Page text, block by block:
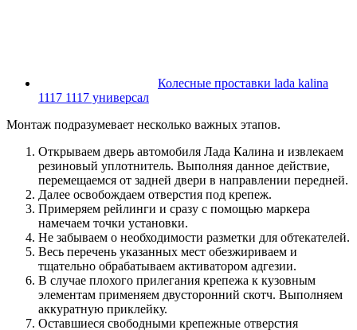
Колесные проставки lada kalina
1117 1117 универсал
Монтаж подразумевает несколько важных этапов.
Открываем дверь автомобиля Лада Калина и извлекаем
резиновый уплотнитель. Выполняя данное действие,
перемещаемся от задней двери в направлении передней.
Далее освобождаем отверстия под крепеж.
Примеряем рейлинги и сразу с помощью маркера
намечаем точки установки.
Не забываем о необходимости разметки для обтекателей.
Весь перечень указанных мест обезжириваем и
тщательно обрабатываем активатором адгезии.
В случае плохого прилегания крепежа к кузовным
элементам применяем двусторонний скотч. Выполняем
аккуратную приклейку.
Оставшиеся свободными крепежные отверстия